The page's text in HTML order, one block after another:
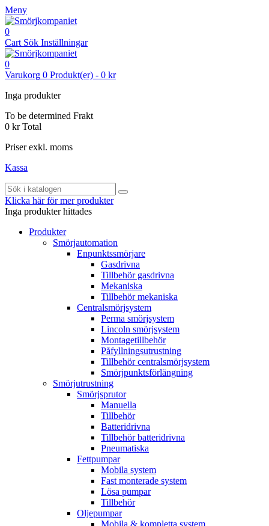
Meny
0
Cart Sök Inställningar
0
Varukorg 0 Produkt(er) - 0 kr
Inga produkter
To be determined Frakt
0 kr Total
Priser exkl. moms
Kassa
Klicka här för mer produkter
Inga produkter hittades
Produkter
Smörjautomation
Enpunktssmörjare
Gasdrivna
Tillbehör gasdrivna
Mekaniska
Tillbehör mekaniska
Centralsmörjsystem
Perma smörjsystem
Lincoln smörjsystem
Montagetillbehör
Påfyllningsutrustning
Tillbehör centralsmörjsystem
Smörjpunktsförlängning
Smörjutrustning
Smörjsprutor
Manuella
Tillbehör
Batteridrivna
Tillbehör batteridrivna
Pneumatiska
Fettpumpar
Mobila system
Fast monterade system
Lösa pumpar
Tillbehör
Oljepumpar
Mobila & kompletta system